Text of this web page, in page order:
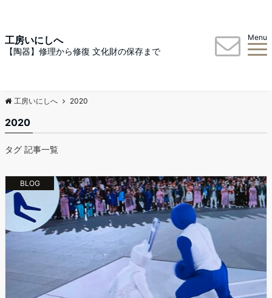
工房いにしへ
【陶器】修理から修復 文化財の保存まで
Menu
工房いにしへ 2020
2020
タグ 記事一覧
BLOG